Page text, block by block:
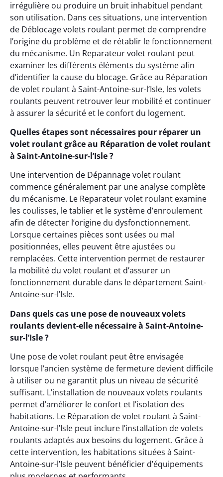
irrégulière ou produire un bruit inhabituel pendant
son utilisation. Dans ces situations, une intervention
de Déblocage volets roulant permet de comprendre
l’origine du problème et de rétablir le fonctionnement
du mécanisme. Un Reparateur volet roulant peut
examiner les différents éléments du système afin
d’identifier la cause du blocage. Grâce au Réparation
de volet roulant à Saint-Antoine-sur-l’Isle, les volets
roulants peuvent retrouver leur mobilité et continuer
à assurer la sécurité et le confort du logement.
Quelles étapes sont nécessaires pour réparer un
volet roulant grâce au Réparation de volet roulant
à Saint-Antoine-sur-l’Isle ?
Une intervention de Dépannage volet roulant
commence généralement par une analyse complète
du mécanisme. Le Reparateur volet roulant examine
les coulisses, le tablier et le système d’enroulement
afin de détecter l’origine du dysfonctionnement.
Lorsque certaines pièces sont usées ou mal
positionnées, elles peuvent être ajustées ou
remplacées. Cette intervention permet de restaurer
la mobilité du volet roulant et d’assurer un
fonctionnement durable dans le département Saint-
Antoine-sur-l’Isle.
Dans quels cas une pose de nouveaux volets
roulants devient-elle nécessaire à Saint-Antoine-
sur-l’Isle ?
Une pose de volet roulant peut être envisagée
lorsque l’ancien système de fermeture devient difficile
à utiliser ou ne garantit plus un niveau de sécurité
suffisant. L’installation de nouveaux volets roulants
permet d’améliorer le confort et l’isolation des
habitations. Le Réparation de volet roulant à Saint-
Antoine-sur-l’Isle peut inclure l’installation de volets
roulants adaptés aux besoins du logement. Grâce à
cette intervention, les habitations situées à Saint-
Antoine-sur-l’Isle peuvent bénéficier d’équipements